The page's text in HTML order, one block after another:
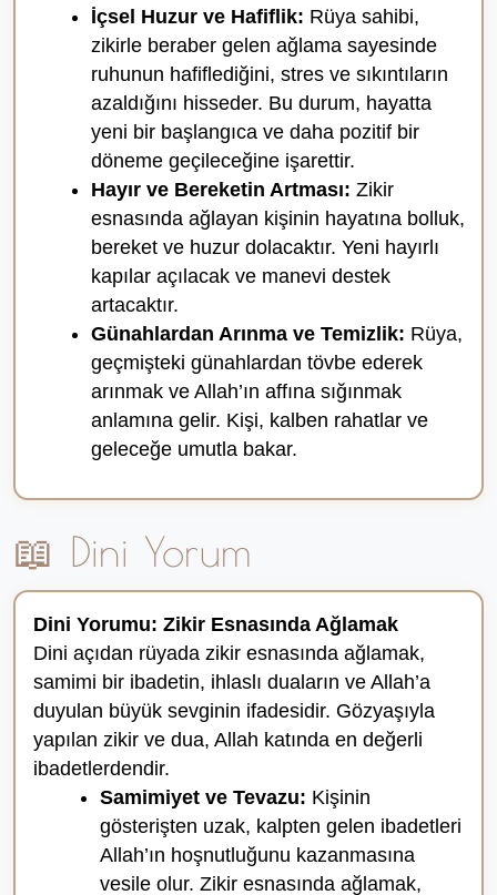
İçsel Huzur ve Hafiflik: Rüya sahibi,
zikirle beraber gelen ağlama sayesinde
ruhunun hafiflediğini, stres ve sıkıntıların
azaldığını hisseder. Bu durum, hayatta
yeni bir başlangıca ve daha pozitif bir
döneme geçileceğine işarettir.
Hayır ve Bereketin Artması: Zikir
esnasında ağlayan kişinin hayatına bolluk,
bereket ve huzur dolacaktır. Yeni hayırlı
kapılar açılacak ve manevi destek
artacaktır.
Günahlardan Arınma ve Temizlik: Rüya,
geçmişteki günahlardan tövbe ederek
arınmak ve Allah’ın affına sığınmak
anlamına gelir. Kişi, kalben rahatlar ve
geleceğe umutla bakar.
📖 Dini Yorum
Dini Yorumu: Zikir Esnasında Ağlamak
Dini açıdan rüyada zikir esnasında ağlamak,
samimi bir ibadetin, ihlaslı duaların ve Allah’a
duyulan büyük sevginin ifadesidir. Gözyaşıyla
yapılan zikir ve dua, Allah katında en değerli
ibadetlerdendir.
Samimiyet ve Tevazu: Kişinin
gösterişten uzak, kalpten gelen ibadetleri
Allah’ın hoşnutluğunu kazanmasına
vesile olur. Zikir esnasında ağlamak,